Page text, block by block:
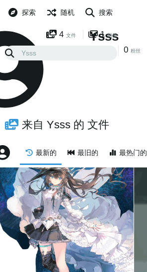
探索 随机 搜索
Ysss
0 粉丝
4 文件 1 相册
来自 Ysss 的 文件
最新的 最旧的 最热门的